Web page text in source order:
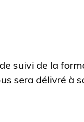
suivi de la
sera délivré à